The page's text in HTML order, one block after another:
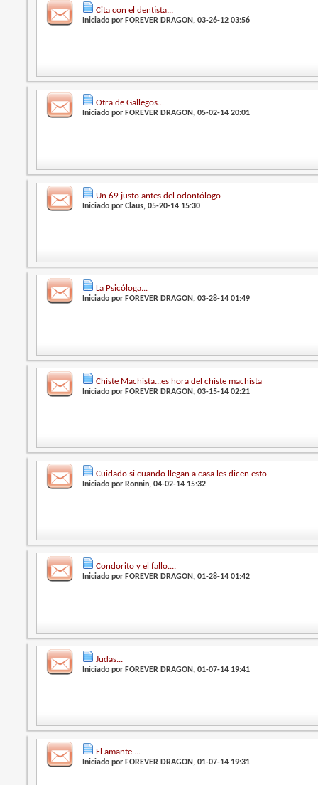
Cita con el dentista...
Iniciado por FOREVER DRAGON, 03-26-12 03:56
Otra de Gallegos...
Iniciado por FOREVER DRAGON, 05-02-14 20:01
Un 69 justo antes del odontólogo
Iniciado porClaus, 05-20-14 15:30
La Psicóloga...
Iniciado por FOREVER DRAGON, 03-28-14 01:49
Chiste Machista...es hora del chiste machista
Iniciado por FOREVER DRAGON, 03-15-14 02:21
Cuidado si cuando llegan a casa les dicen esto
Iniciado por Ronnin, 04-02-14 15:32
Condorito y el fallo....
Iniciado porFOREVER DRAGON, 01-28-14 01:42
Judas...
Iniciado por FOREVER DRAGON, 01-07-14 19:41
El amante....
Iniciado porFOREVER DRAGON, 01-07-14 19:31